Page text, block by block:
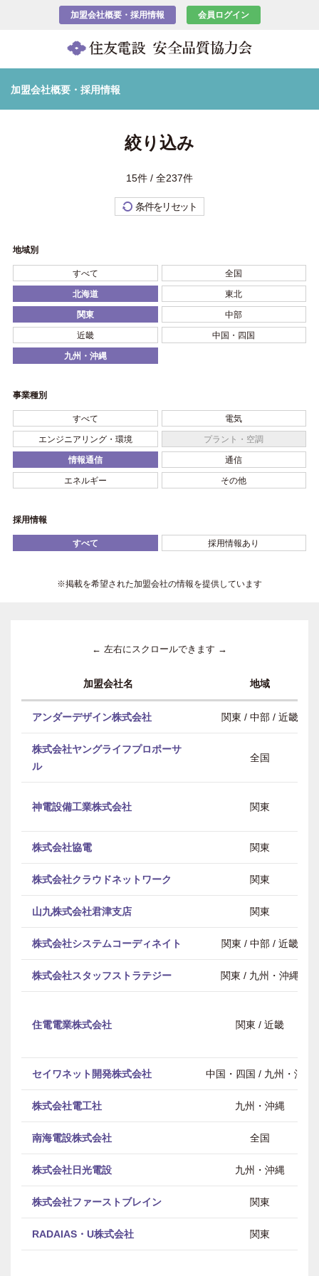
加盟会社概要・採用情報 会員ログイン
加盟会社概要・採用情報
絞り込み
15件 / 全237件
条件をリセット
地域別
すべて 全国
北海道 東北
関東 中部
近畿 中国・四国
九州・沖縄
事業種別
すべて 電気
エンジニアリング・環境 プラント・空調
情報通信 通信
エネルギー その他
採用情報
すべて 採用情報あり
※掲載を希望された加盟会社の情報を提供しています
← 左右にスクロールできます →
加盟会社名 地域
アンダーデザイン株式会社 関東 / 中部 / 近畿
株式会社ヤングライフプロポーサ
ル
全国
神電設備工業株式会社 関東
株式会社協電 関東
株式会社クラウドネットワーク 関東
山九株式会社君津支店 関東
株式会社システムコーディネイト 関東 / 中部 / 近畿
株式会社スタッフストラテジー 関東 / 九州・沖縄
住電電業株式会社 関東 / 近畿
セイワネット開発株式会社 中国・四国 / 九州・沖縄
株式会社電工社 九州・沖縄
南海電設株式会社 全国
株式会社日光電設 九州・沖縄
株式会社ファーストブレイン 関東
RADAIAS・U株式会社 関東